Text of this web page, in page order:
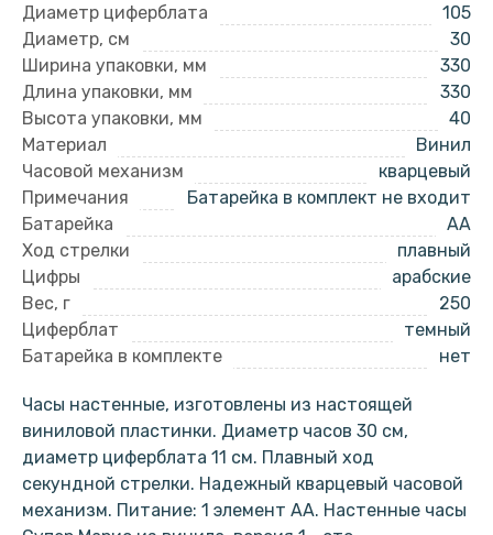
Диаметр циферблата
105
Диаметр, см
30
Ширина упаковки, мм
330
Длина упаковки, мм
330
Высота упаковки, мм
40
Материал
Винил
Часовой механизм
кварцевый
Примечания
Батарейка в комплект не входит
Батарейка
AA
Ход стрелки
плавный
Цифры
арабские
Вес, г
250
Циферблат
темный
Батарейка в комплекте
нет
Часы настенные, изготовлены из настоящей
виниловой пластинки. Диаметр часов 30 см,
диаметр циферблата 11 см. Плавный ход
секундной стрелки. Надежный кварцевый часовой
механизм. Питание: 1 элемент АА. Настенные часы